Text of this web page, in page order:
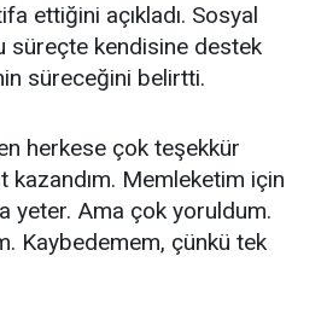
ettiğini açıkladı. Sosyal
süreçte kendisine destek
süreceğini belirtti.
herkese çok teşekkür
Memleketim için
yeter. Ama çok yoruldum.
Kaybedemem, çünkü tek